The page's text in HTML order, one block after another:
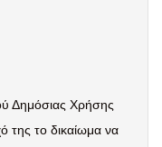
Δημόσιας Χρήσης
της το δικαίωμα να